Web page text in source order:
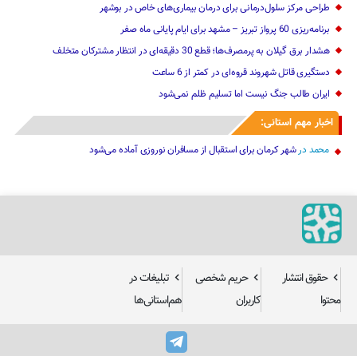
طراحی مرکز سلول‌درمانی برای درمان بیماری‌های خاص در بوشهر
برنامه‌ریزی 60 پرواز تبریز – مشهد برای ایام پایانی ماه صفر
هشدار برق گیلان به پرمصرف‌ها؛ قطع 30 دقیقه‌ای در انتظار مشترکان متخلف
دستگیری قاتل شهروند قروه‌ای در کمتر از 6 ساعت
ایران طالب جنگ نیست اما تسلیم ظلم نمی‌شود
اخبار مهم استانی:
محمد درشهر کرمان برای استقبال از مسافران نوروزی آماده می‌شود
حقوق انتشار
محتوا
حریم شخصی
کاربران
تبلیغات در
هم‌استانی‌ها